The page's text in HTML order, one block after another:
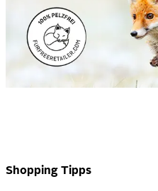
Shopping Tipps